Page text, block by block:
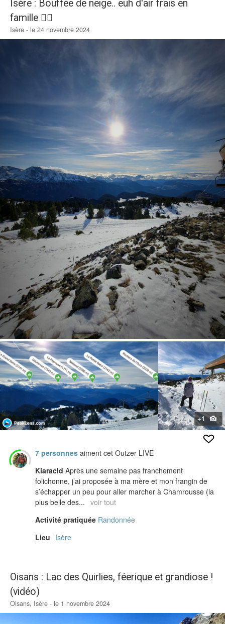
Isère : Bouffée de neige.. euh d'air frais en
famille 💆‍♀️
Isère - le 24 novembre 2024
+1
7 personnes aiment cet Outzer LIVE
Kiaracld Après une semaine pas franchement
folichonne, j’ai proposée à ma mère et mon frangin de
s’échapper un peu pour aller marcher à Chamrousse (la
plus belle des... voir tout
Activité pratiquée Randonnée
Lieu Isère
Oisans : Lac des Quirlies, féerique et grandiose !
(vidéo)
Oisans, Isère - le 1 novembre 2024